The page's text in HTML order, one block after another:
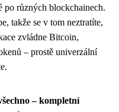
po různých blockchainech.
takže se v tom neztratíte,
zvládne Bitcoin,
– prostě univerzální
– kompletní